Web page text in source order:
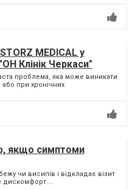
MEDICAL у
Клінік Черкаси"
проблема, яка може виникати
або при хронічних
якщо симптоми
чи висипів і відкладає візит
дискомфорт....